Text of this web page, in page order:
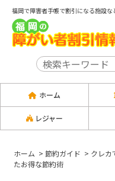
福岡で障害者手帳で割引になる施設な
ホーム
レジャー
ホーム >節約ガイド > クレカ
たお得な節約術